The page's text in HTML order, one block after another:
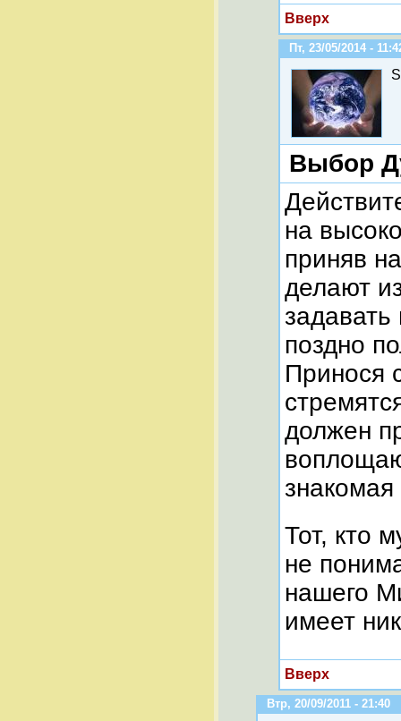
Вверх
Пт, 23/05/2014 -
Выбор
на
приняв
делают
поздно
Принося
должен
знакомая
Тот, кто
не
нашего
имеет
Вверх
Втр, 20/09/2011 - 21:40